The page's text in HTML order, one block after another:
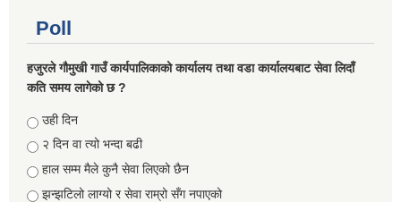
Poll
हजुरले गौमुखी गाउँ कार्यपालिकाको कार्यालय तथा वडा कार्यालयबाट सेवा लिदाँ
कति समय लागेको छ ?
Choices
उही दिन
२ दिन वा त्यो भन्दा बढी
हाल सम्म मैले कुनै सेवा लिएको छैन
झन्झटिलो लाग्यो र सेवा राम्रो सँग नपाएको